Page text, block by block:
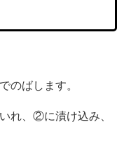
のばします。
れ、②に漬け込み、